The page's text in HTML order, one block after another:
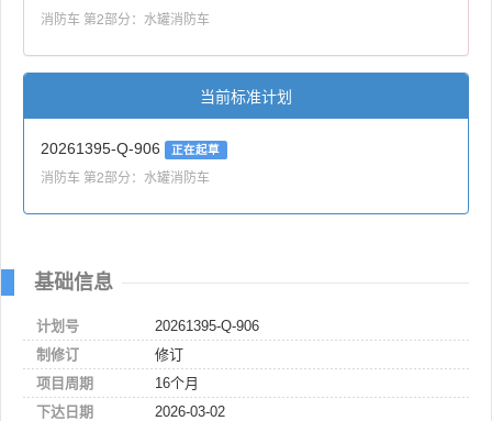
消防车 第2部分：水罐消防车
当前标准计划
20261395-Q-906 正在起草
消防车 第2部分：水罐消防车
基础信息
计划号
20261395-Q-906
制修订
修订
项目周期
16个月
下达日期
2026-03-02